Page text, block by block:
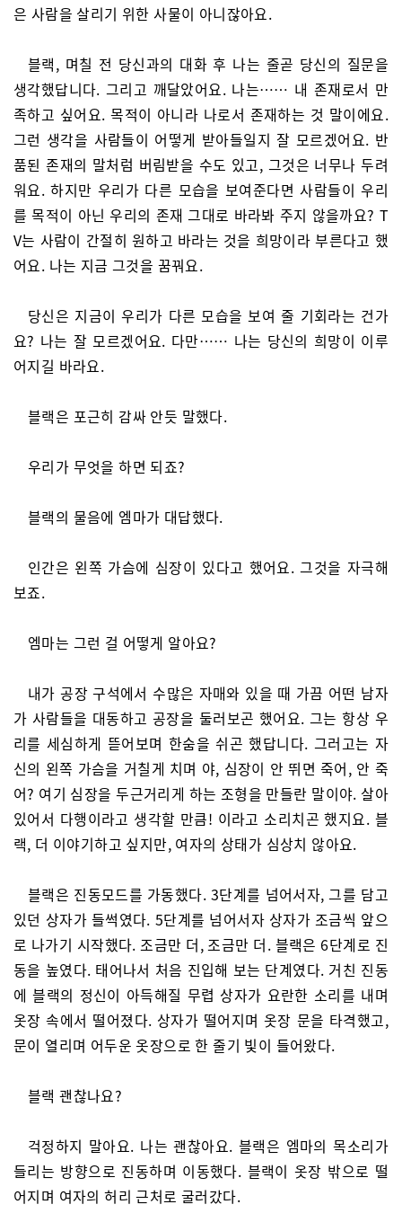
은 사람을 살리기 위한 사물이 아니잖아요.
블랙, 며칠 전 당신과의 대화 후 나는 줄곧 당신의 질문을
생각했답니다. 그리고 깨달았어요. 나는…… 내 존재로서 만
족하고 싶어요. 목적이 아니라 나로서 존재하는 것 말이에요.
그런 생각을 사람들이 어떻게 받아들일지 잘 모르겠어요. 반
품된 존재의 말처럼 버림받을 수도 있고, 그것은 너무나 두려
워요. 하지만 우리가 다른 모습을 보여준다면 사람들이 우리
를 목적이 아닌 우리의 존재 그대로 바라봐 주지 않을까요? T
V는 사람이 간절히 원하고 바라는 것을 희망이라 부른다고 했
어요. 나는 지금 그것을 꿈꿔요.
당신은 지금이 우리가 다른 모습을 보여 줄 기회라는 건가
요? 나는 잘 모르겠어요. 다만…… 나는 당신의 희망이 이루
어지길 바라요.
블랙은 포근히 감싸 안듯 말했다.
우리가 무엇을 하면 되죠?
블랙의 물음에 엠마가 대답했다.
인간은 왼쪽 가슴에 심장이 있다고 했어요. 그것을 자극해
보죠.
엠마는 그런 걸 어떻게 알아요?
내가 공장 구석에서 수많은 자매와 있을 때 가끔 어떤 남자
가 사람들을 대동하고 공장을 둘러보곤 했어요. 그는 항상 우
리를 세심하게 뜯어보며 한숨을 쉬곤 했답니다. 그러고는 자
신의 왼쪽 가슴을 거칠게 치며 야, 심장이 안 뛰면 죽어, 안 죽
어? 여기 심장을 두근거리게 하는 조형을 만들란 말이야. 살아
있어서 다행이라고 생각할 만큼! 이라고 소리치곤 했지요. 블
랙, 더 이야기하고 싶지만, 여자의 상태가 심상치 않아요.
블랙은 진동모드를 가동했다. 3단계를 넘어서자, 그를 담고
있던 상자가 들썩였다. 5단계를 넘어서자 상자가 조금씩 앞으
로 나가기 시작했다. 조금만 더, 조금만 더. 블랙은 6단계로 진
동을 높였다. 태어나서 처음 진입해 보는 단계였다. 거친 진동
에 블랙의 정신이 아득해질 무렵 상자가 요란한 소리를 내며
옷장 속에서 떨어졌다. 상자가 떨어지며 옷장 문을 타격했고,
문이 열리며 어두운 옷장으로 한 줄기 빛이 들어왔다.
블랙 괜찮나요?
걱정하지 말아요. 나는 괜찮아요. 블랙은 엠마의 목소리가
들리는 방향으로 진동하며 이동했다. 블랙이 옷장 밖으로 떨
어지며 여자의 허리 근처로 굴러갔다.